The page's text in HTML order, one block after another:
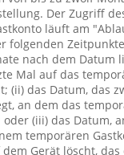
Der Zugriff
läuft am
folgenden
nach dem Datum
Mal auf das
(ii) das Datum, das
an dem das
(iii) das Datum,
temporären
dem Gerät löscht,